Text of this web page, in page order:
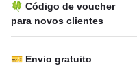
🍀 Código de voucher
para novos clientes
🎫 Envio gratuito